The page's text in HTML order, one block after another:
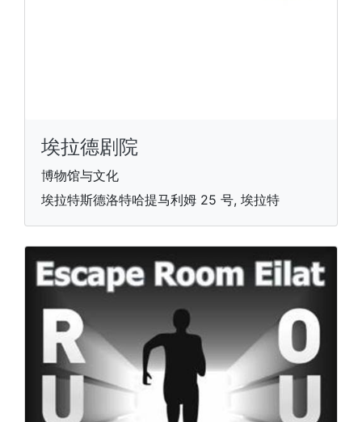
埃拉德剧院
博物馆与文化
埃拉特斯德洛特哈提马利姆 25 号, 埃拉特